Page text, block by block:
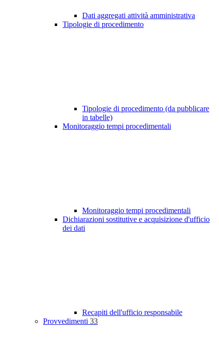
Dati aggregati attività amministrativa
Tipologie di procedimento
Tipologie di procedimento (da pubblicare
in tabelle)
Monitoraggio tempi procedimentali
Monitoraggio tempi procedimentali
Dichiarazioni sostitutive e acquisizione d'ufficio
dei dati
Recapiti dell'ufficio responsabile
Provvedimenti 33